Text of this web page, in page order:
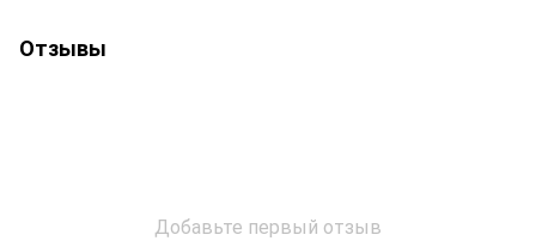
Отзывы
Добавьте первый отзыв